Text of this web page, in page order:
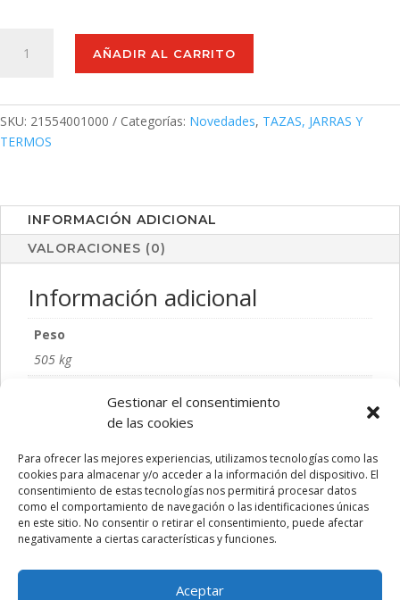
Gestionar el consentimiento
de las cookies
Para ofrecer las mejores experiencias, utilizamos tecnologías como las
cookies para almacenar y/o acceder a la información del dispositivo. El
consentimiento de estas tecnologías nos permitirá procesar datos
como el comportamiento de navegación o las identificaciones únicas
en este sitio. No consentir o retirar el consentimiento, puede afectar
negativamente a ciertas características y funciones.
Aceptar
Kramex
AÑADIR AL CARRITO
SKU: 21554001000 Categorías: Novedades, TAZAS, JARRAS Y
TERMOS
INFORMACIÓN ADICIONAL
VALORACIONES (0)
Información adicional
Peso
505 kg
BLANCO, MARINO, NEGRO
PRODUCTOS RELACIONADOS